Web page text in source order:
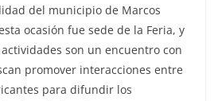
del municipio de Marcos
ocasión fue sede de la Feria, y
son un encuentro con
promover interacciones entre
para difundir los